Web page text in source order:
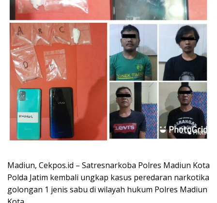
Madiun, Cekpos.id – Satresnarkoba Polres Madiun Kota
Polda Jatim kembali ungkap kasus peredaran narkotika
golongan 1 jenis sabu di wilayah hukum Polres Madiun